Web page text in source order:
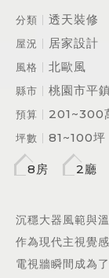
分類 透天裝修
屋況 居家設計
風格 北歐風
縣市 桃園市平
預算 201~300
坪數 81~100坪
8房 2廳
沉穩大器風範與
作為現代主視覺
電視牆瞬間成為